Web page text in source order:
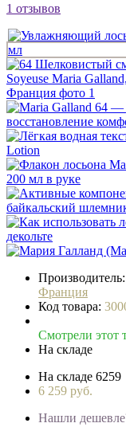
1 отзывов
Производитель:
Франция
Код товара:
Смотрели этот
На складе
На складе 6259
6 259 руб.
Нашли